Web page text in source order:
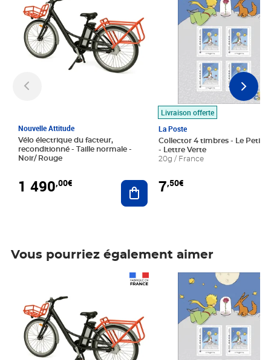
Nouvelle Attitude
Vélo électrique du facteur,
reconditionné - Taille normale -
Noir/ Rouge
1 490,00€ Ajouter au panier
Livraison offerte
La Poste
Collector 4 timbres - Le Petit
- Lettre Verte
20g / France
7,50€
Vous pourriez également aimer
Prix 7,50€